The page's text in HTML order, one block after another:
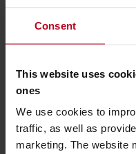
Consent
This website uses
ones
We use cookies to
traffic, as well as
marketing. The website
musí prekonávať. Ak
rampy, uistite sa, že
Ak má vozík
ktorá vodičovi
prostredie. Pre prácu
mohla by však zlepšiť
napr. znížením hluku.